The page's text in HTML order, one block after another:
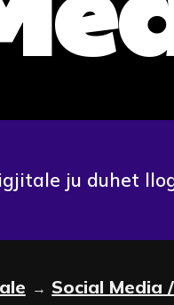
ju duhet
→ Social Media